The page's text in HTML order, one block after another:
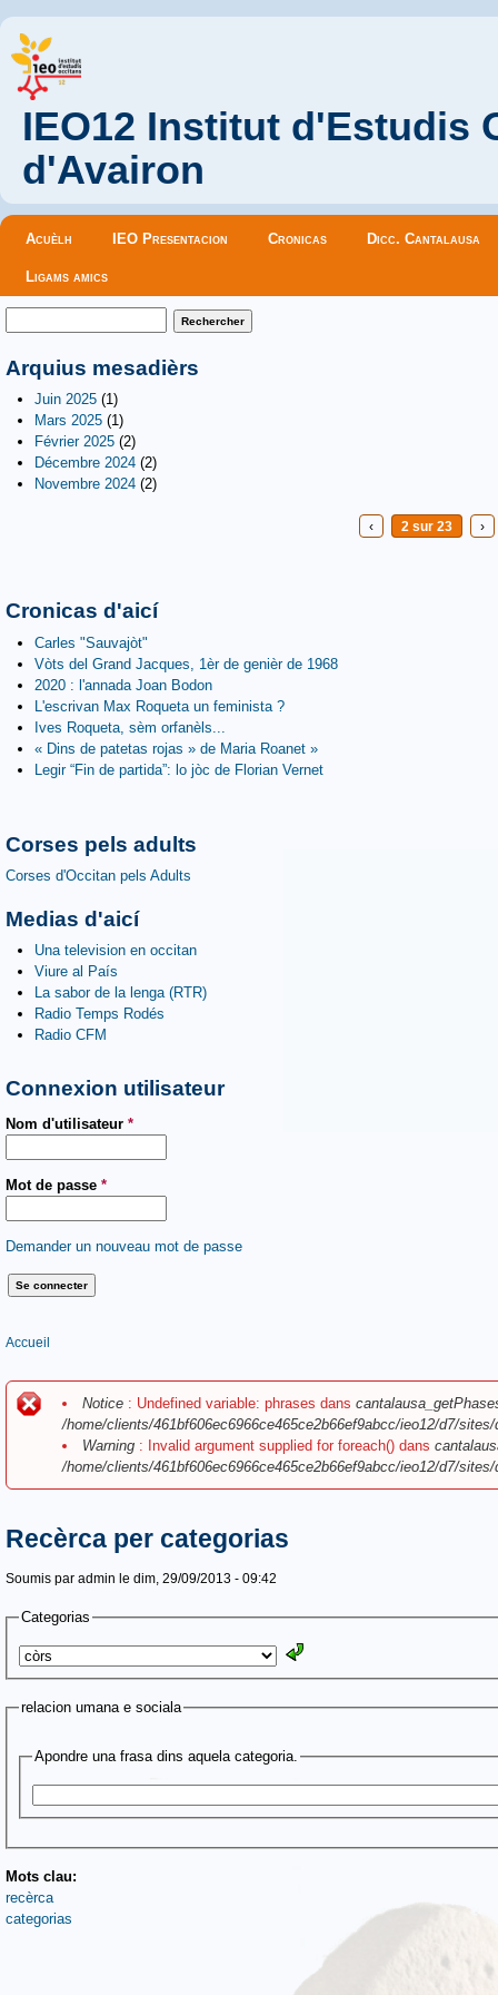
IEO12 Institut d'Estudis
d'Avairon
Menu principal
Acuèlh IEO Presentacion Cronicas Dicc. Cantalausa
Ligams amics
Formulaire de recherche
Arquius mesadièrs
Juin 2025 (1)
Mars 2025 (1)
Février 2025 (2)
Décembre 2024 (2)
Novembre 2024 (2)
‹ 2 sur 23 ›
Cronicas d'aicí
Carles "Sauvajòt"
Vòts del Grand Jacques, 1èr de genièr de 1968
2020 : l'annada Joan Bodon
L'escrivan Max Roqueta un feminista ?
Ives Roqueta, sèm orfanèls...
« Dins de patetas rojas » de Maria Roanet »
Legir “Fin de partida”: lo jòc de Florian Vernet
Corses pels adults
Corses d'Occitan pels Adults
Medias d'aicí
Una television en occitan
Viure al País
La sabor de la lenga (RTR)
Radio Temps Rodés
Radio CFM
Connexion utilisateur
Nom d'utilisateur *
Mot de passe *
Demander un nouveau mot de passe
Vous êtes ici
Accueil
Message d'erreur
Notice : Undefined variable: phrases dans
/home/clients/461bf606ec6966ce465ce2b66ef9abcc/ieo12/d7/
Warning : Invalid argument supplied for foreach() dans
/home/clients/461bf606ec6966ce465ce2b66ef9abcc/ieo12/d7/
Recèrca per categorias
Soumis par admin le dim, 29/09/2013 - 09:42
Categorias
relacion umana e sociala
Apondre una frasa dins aquela categoria.
Mots clau:
recèrca
categorias